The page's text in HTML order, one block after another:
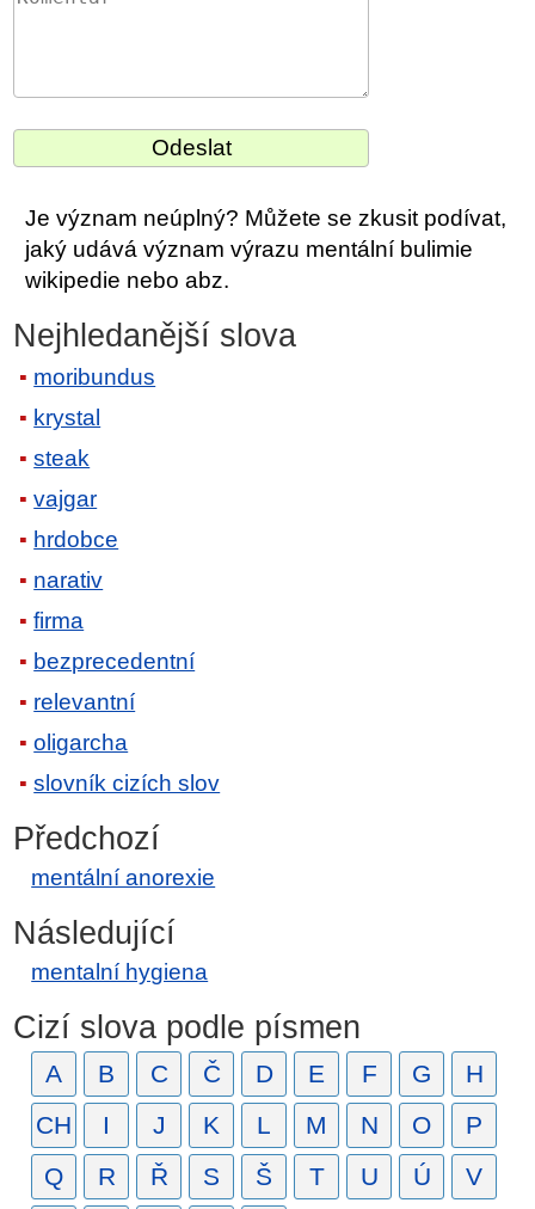
Je význam neúplný? Můžete se zkusit podívat,
jaký udává význam výrazu mentální bulimie
wikipedie nebo abz.
Nejhledanější slova
moribundus
krystal
steak
vajgar
hrdobce
narativ
firma
bezprecedentní
relevantní
oligarcha
slovník cizích slov
Předchozí
mentální anorexie
Následující
mentalní hygiena
Cizí slova podle písmen
A B C Č D E F G
H
CH
I J K L M N O
P
Q
R Ř S Š T U Ú V